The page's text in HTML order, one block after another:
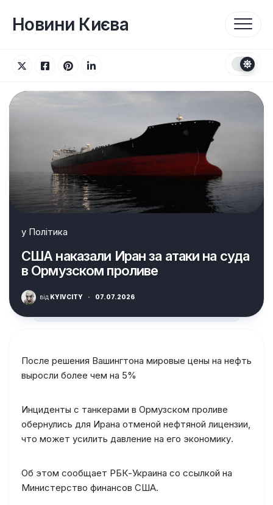
вмістуНовини Києва
у Політика
США наказали Иран за атаки на суда
в Ормузском проливе
від KYIVCITY · 07.07.2026
После решения Вашингтона мировые цены на нефть
выросли более чем на 5%
Инциденты с танкерами в Ормузском проливе
обернулись для Ирана отменой нефтяной лицензии,
что может усилить давление на его экономику.
Об этом сообщает РБК-Украина со ссылкой на
Министерство финансов США.